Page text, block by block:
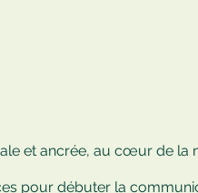
et ancrée, au cœur de la
pour débuter la